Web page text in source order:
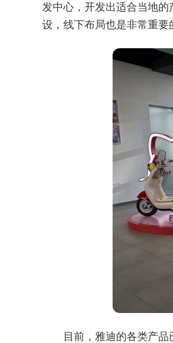
发中心，开发出适合当地
设，线下布局也是非常重要
目前，雅迪的各类产